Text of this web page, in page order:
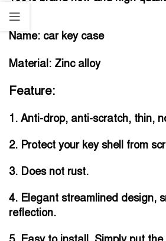
Name: car key case
Material: Zinc alloy
Feature:
1. Anti-drop, anti-scratch, thin,
2. Protect your key shell from
3. Does not rust.
4. Elegant streamlined design,
reflection.